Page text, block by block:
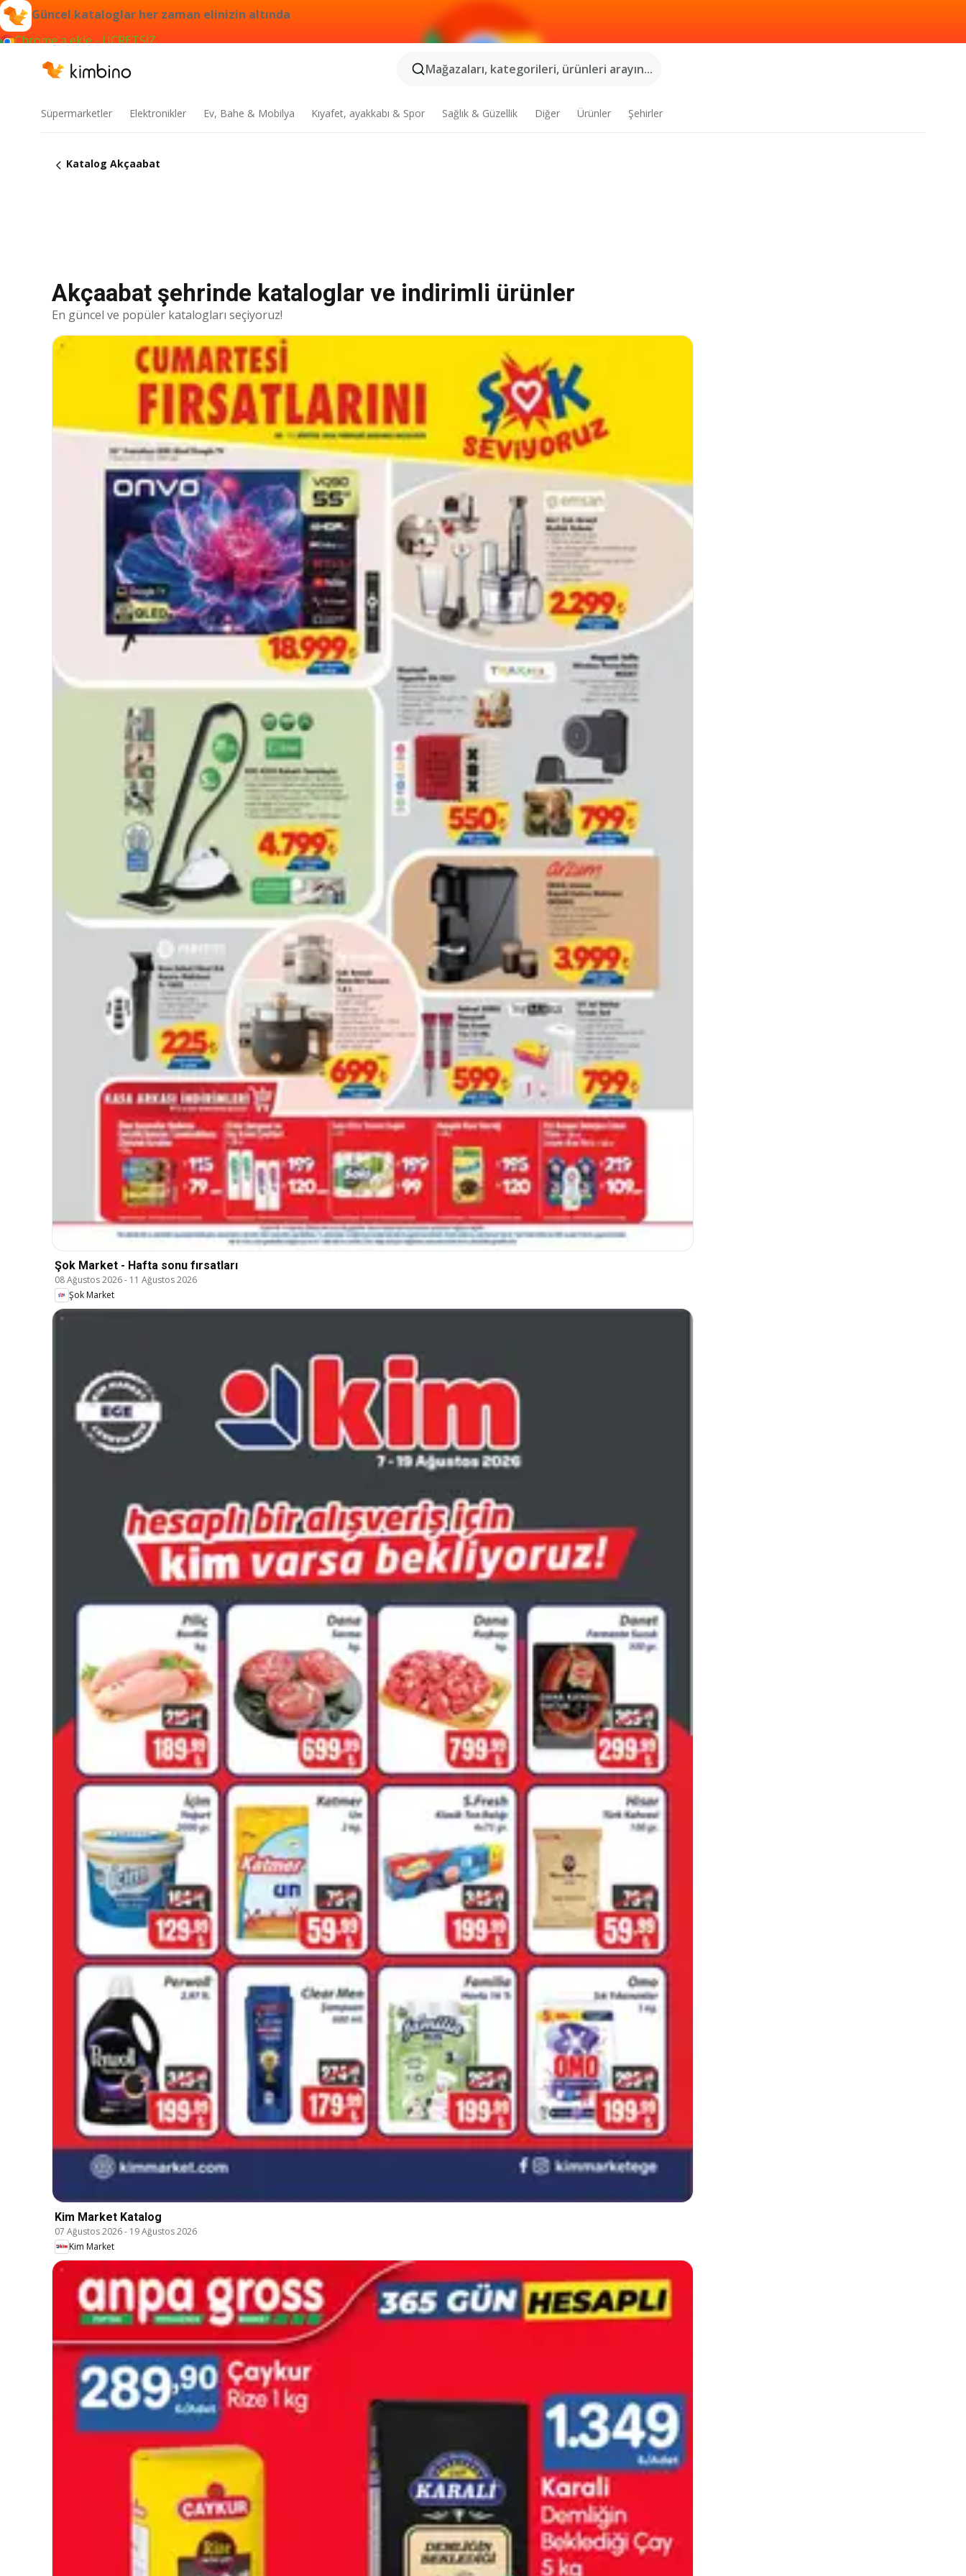
Güncel kataloglar her zaman elinizin altında
Chrome'a ekle - ÜCRETSİZ
Mağazaları, kategorileri, ürünleri arayın...
Süpermarketler Elektronikler Ev, Bahe & Mobilya Kıyafet, ayakkabı & Spor Sağlık & Güzellik Diğer Ürünler Şehirler
Katalog Akçaabat
Akçaabat şehrinde kataloglar ve indirimli ürünler
En güncel ve popüler katalogları seçiyoruz!
Şok Market - Hafta sonu fırsatları
08 Ağustos 2026- 11 Ağustos 2026
Şok Market
Kim Market Katalog
07 Ağustos 2026- 19 Ağustos 2026
Kim Market